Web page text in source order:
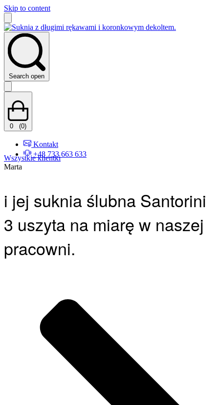
Skip to content
Search open
0 (0)
Kontakt
+48 733 663 633
Wszystkie klientki
Marta
i jej suknia ślubna Santorini
3 uszyta na miarę w naszej
pracowni.